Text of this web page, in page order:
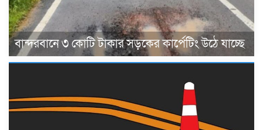
বান্দরবানে ৩ কোটি টাকার সড়কের কার্পেটিং উঠে যাচ্ছে